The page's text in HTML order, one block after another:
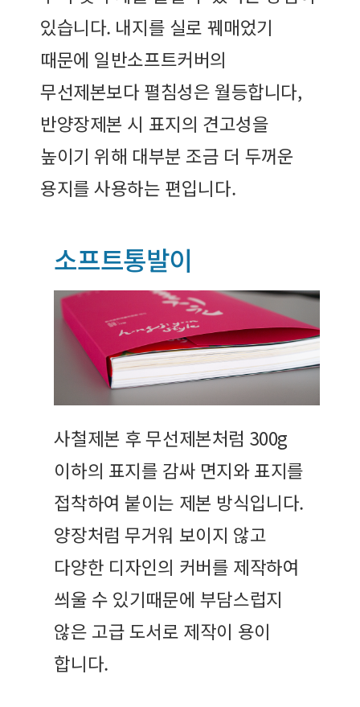
있습니다. 내지를 실로 꿰매었기
때문에 일반소프트커버의
무선제본보다 펼침성은 월등합니다,
반양장제본 시 표지의 견고성을
높이기 위해 대부분 조금 더 두꺼운
용지를 사용하는 편입니다.
소프트통발이
사철제본 후 무선제본처럼 300g
이하의 표지를 감싸 면지와 표지를
접착하여 붙이는 제본 방식입니다.
양장처럼 무거워 보이지 않고
다양한 디자인의 커버를 제작하여
씌울 수 있기때문에 부담스럽지
않은 고급 도서로 제작이 용이
합니다.